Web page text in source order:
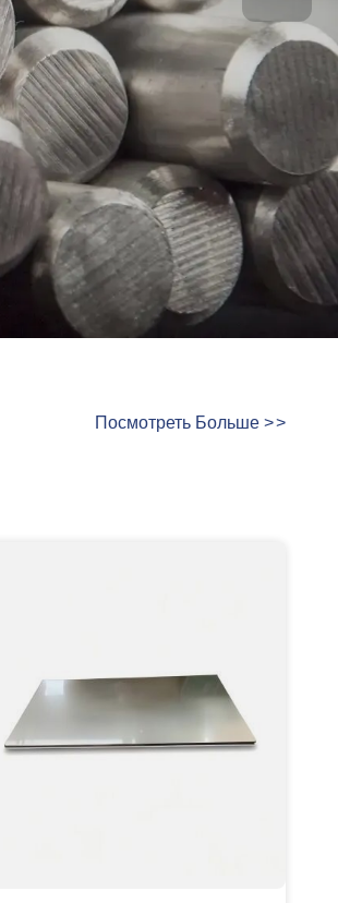
Посмотреть Больше >>